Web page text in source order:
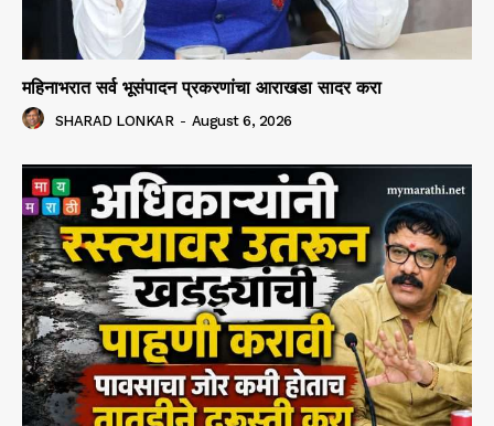
महिनाभरात सर्व भूसंपादन प्रकरणांचा आराखडा सादर करा
SHARAD LONKAR - August 6, 2026